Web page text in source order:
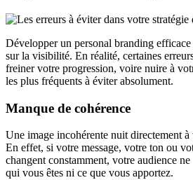
Développer un personal branding
sur la visibilité. En réalité, certaines
freiner votre progression, voire nuire à
les plus fréquents à éviter absolument.
Manque de cohérence
Une image incohérente nuit directement
En effet, si votre message, votre ton ou
changent constamment, votre audience
qui vous êtes ni ce que vous apportez.